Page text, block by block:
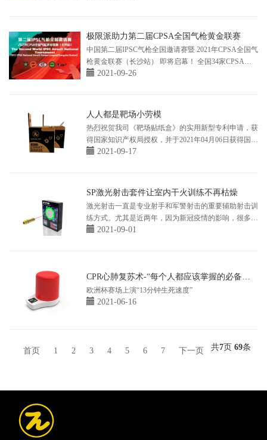
的LED显示屏幕上，在训练时有助于提高射手的射击水
极限派助力第二届CPSA全国气枪黄金联赛
中国第二届IPSC气枪全国邀请赛暨 2021年CPSA全国气
枪黄金联赛（长沙站） 即将启幕！ 全国34家CPSA授
权俱乐部共同参与 逾300名IPSC认证射手 100余名大众
2021-09-26
人人都是靶场小劳模
热烈祝贺我司《靶场贴纸盒》的实用新型专利申请，获
得国家知识产权局授权，并于2021年04月06日获得国家
实用新型专利证书。
2021-09-17
SP激光射击套件让室内干火训练不再枯燥
激光射击一直是专业射手和军警射击的重要辅助射击训
练方式。尤其是近两年，因为新冠疫情的影响，很多射
击馆被迫停止营业，各类射击比赛也被取消。
2021-09-01
CPR心肺复苏术-“每个人都应该掌握的必备技
能”
欧洲杯赛场上演“13分钟生死速度”
2021-06-16
首页 1 2 3 4 5 6 7 下一页 共7页 69条